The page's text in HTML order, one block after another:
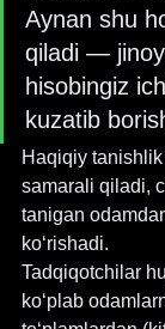
Aynan shu
qiladi —
hisobingiz
kuzatib
Haqiqiy
samarali qiladi,
tanigan
ko‘rishadi.
Tadqiqotchilar
ko‘plab